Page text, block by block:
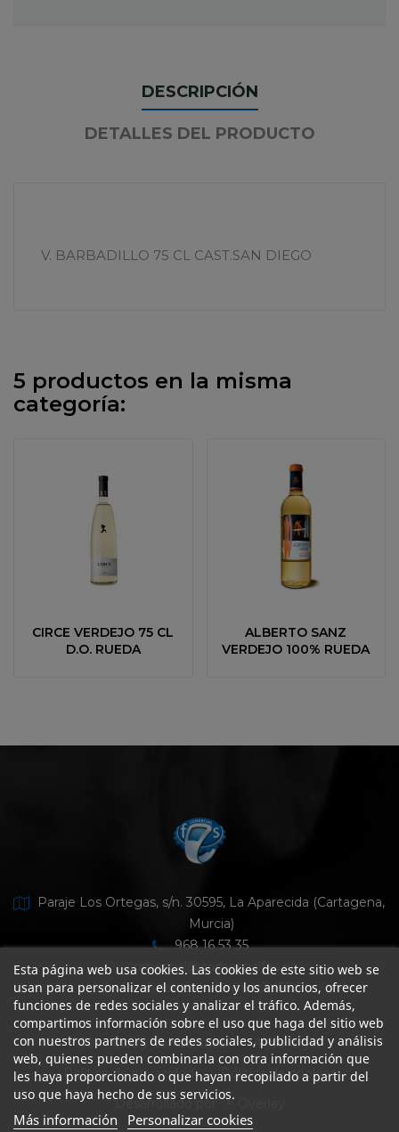
DESCRIPCIÓN
DETALLES DEL PRODUCTO
V. BARBADILLO 75 CL CAST.SAN DIEGO
5 productos en la misma
categoría:
CIRCE VERDEJO 75 CL
D.O. RUEDA
ALBERTO SANZ
VERDEJO 100% RUEDA
Paraje Los Ortegas, s/n. 30595, La Aparecida (Cartagena,
Murcia)
968 16 53 35
comercial@comercialfes.es
facebook.com/ComercialFES
Términos y condiciones
Aviso legal
Política de privacidad
Política de cookies
Desarrollado por
Esta página web usa cookies. Las cookies de este sitio web se
usan para personalizar el contenido y los anuncios, ofrecer
funciones de redes sociales y analizar el tráfico. Además,
compartimos información sobre el uso que haga del sitio web
con nuestros partners de redes sociales, publicidad y análisis
web, quienes pueden combinarla con otra información que
les haya proporcionado o que hayan recopilado a partir del
uso que haya hecho de sus servicios.
Más información Personalizar cookies